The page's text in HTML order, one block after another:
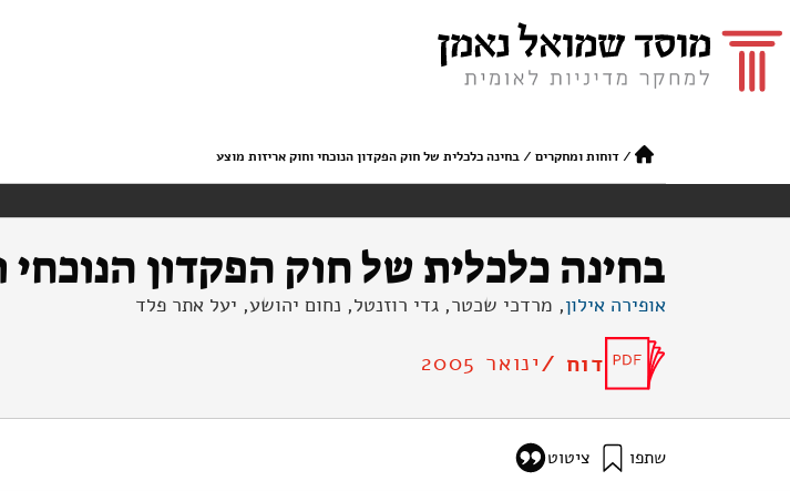
/דוחות ומחקרים /בחינה כלכלית של חוק הפקדון הנוכחי וחוק אריזות מוצע
בחינה כלכלית של חוק הפקדון הנוכחי
אופירה אילון, מרדכי שכטר, גדי רוזנטל, נחום יהושע, יעל אתר פלד
דוח /ינואר 2005
שתפו ציטוט